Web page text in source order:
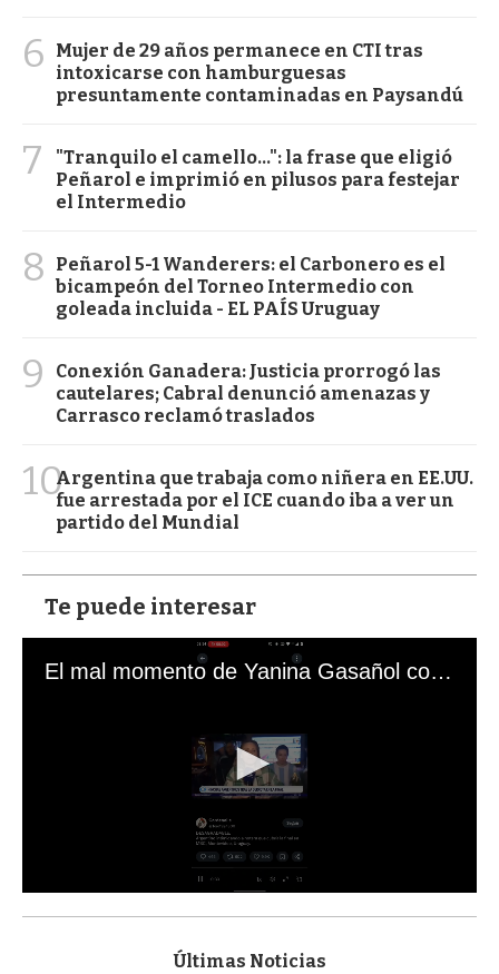
6
Mujer de 29 años permanece en CTI tras
intoxicarse con hamburguesas
presuntamente contaminadas en Paysandú
7
"Tranquilo el camello...": la frase que eligió
Peñarol e imprimió en pilusos para festejar
el Intermedio
8
Peñarol 5-1 Wanderers: el Carbonero es el
bicampeón del Torneo Intermedio con
goleada incluida - EL PAÍS Uruguay
9
Conexión Ganadera: Justicia prorrogó las
cautelares; Cabral denunció amenazas y
Carrasco reclamó traslados
10Argentina que trabaja como niñera en EE.UU.
fue arrestada por el ICE cuando iba a ver un
partido del Mundial
Te puede interesar
El mal momento de Yanina Gasañol con un hincha argentino en "Subrayado"
s
Últimas Noticias